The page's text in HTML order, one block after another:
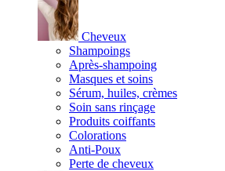
Cheveux
Shampoings
Après-shampoing
Masques et soins
Sérum, huiles, crèmes
Soin sans rinçage
Produits coiffants
Colorations
Anti-Poux
Perte de cheveux